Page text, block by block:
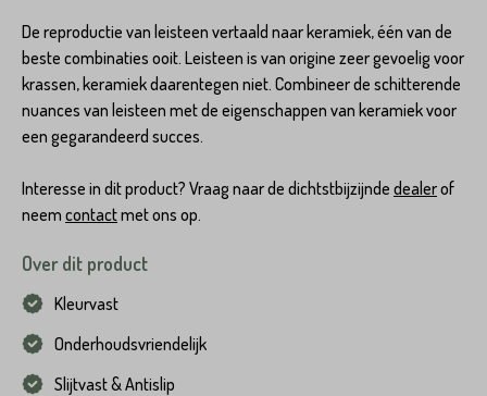
De reproductie van leisteen vertaald naar keramiek, één van de
beste combinaties ooit. Leisteen is van origine zeer gevoelig voor
krassen, keramiek daarentegen niet. Combineer de schitterende
nuances van leisteen met de eigenschappen van keramiek voor
een gegarandeerd succes.
Interesse in dit product? Vraag naar de dichtstbijzijnde dealerof
neem contactmet ons op.
Over dit product
Kleurvast
Onderhoudsvriendelijk
Slijtvast & Antislip